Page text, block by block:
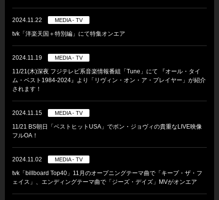
2024.11.22 MEDIA - TV
tvk「洋楽天国＋特別編」にて特集オンエア
2024.11.19 MEDIA - TV
11/21(木)深夜 フジテレビ系音楽情報番組「Tune」にて 『オール・タイ
ム・ベスト1984-2024』より「リヴィン・オン・ア・プレイヤー」が紹介
されます！
2024.11.15 MEDIA - TV
11/21 BS朝日「ベストヒットUSA」でボン・ジョヴィの貴重なLIVE映像
フルOA！
2024.11.02 MEDIA - TV
tvk「billboard Top40」11月のオープニングテーマ曲で「キープ・ザ・フ
ェイス」、エンディングテーマ曲で「ジーズ・デイズ」MVがオンエア